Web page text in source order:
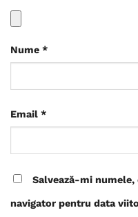
Nume *
Email *
Salvează-mi
navigator pentru data